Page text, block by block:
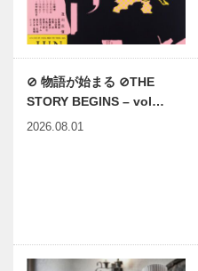
⊘ 物語が始まる ⊘THE
STORY BEGINS – vol…
2026.08.01